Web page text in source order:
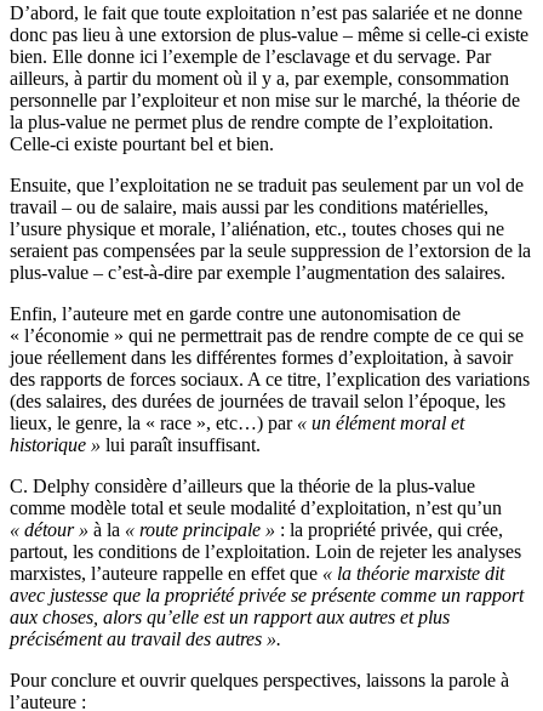
D’abord, le fait que toute exploitation n’est pas salariée et ne donne
donc pas lieu à une extorsion de plus-value – même si celle-ci existe
bien. Elle donne ici l’exemple de l’esclavage et du servage. Par
ailleurs, à partir du moment où il y a, par exemple, consommation
personnelle par l’exploiteur et non mise sur le marché, la théorie de
la plus-value ne permet plus de rendre compte de l’exploitation.
Celle-ci existe pourtant bel et bien.
Ensuite, que l’exploitation ne se traduit pas seulement par un vol de
travail – ou de salaire, mais aussi par les conditions matérielles,
l’usure physique et morale, l’aliénation, etc., toutes choses qui ne
seraient pas compensées par la seule suppression de l’extorsion de la
plus-value – c’est-à-dire par exemple l’augmentation des salaires.
Enfin, l’auteure met en garde contre une autonomisation de
« l’économie » qui ne permettrait pas de rendre compte de ce qui se
joue réellement dans les différentes formes d’exploitation, à savoir
des rapports de forces sociaux. A ce titre, l’explication des variations
(des salaires, des durées de journées de travail selon l’époque, les
lieux, le genre, la « race », etc…) par « un élément moral et
historique » lui paraît insuffisant.
C. Delphy considère d’ailleurs que la théorie de la plus-value
comme modèle total et seule modalité d’exploitation, n’est qu’un
« détour » à la « route principale » : la propriété privée, qui crée,
partout, les conditions de l’exploitation. Loin de rejeter les analyses
marxistes, l’auteure rappelle en effet que « la théorie marxiste dit
avec justesse que la propriété privée se présente comme un rapport
aux choses, alors qu’elle est un rapport aux autres et plus
précisément au travail des autres ».
Pour conclure et ouvrir quelques perspectives, laissons la parole à
l’auteure :